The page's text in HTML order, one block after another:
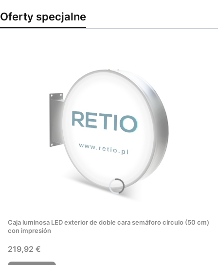
Oferty specjalne
Caja luminosa LED exterior de doble cara semáforo círculo (50 cm)
con impresión
Precio
219,92 €